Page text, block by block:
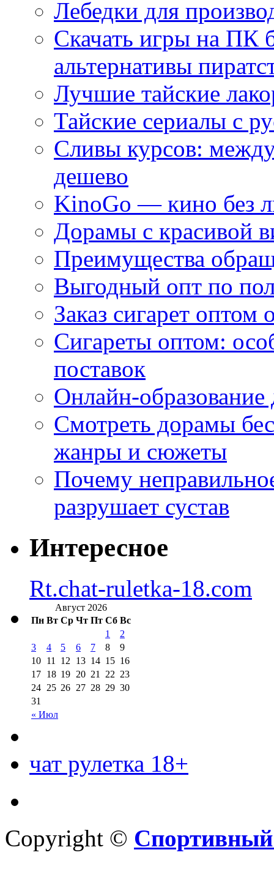
Лебедки для
Скачать игры на ПК
альтернативы
Лучшие тайские
Тайские сериалы с
Сливы курсов:
дешево
KinoGo — кино без
Дорамы с красивой
Преимущества
Выгодный опт по
Заказ сигарет оптом
Сигареты оптом:
поставок
Онлайн-
Смотреть дорамы
жанры и сюжеты
Почему
разрушает сустав
Интересное
Rt.chat-ruletka-18.com
Август 2026
Пн Вт Ср Чт Пт Сб Вс
« Июл
1
2
3
4 5 6 7 8
9
10 11 12 13 14 15 16
17 18 19 20 21 22 23
24 25 26 27 28 29 30
31
чат рулетка 18+
Copyright © Спортивный